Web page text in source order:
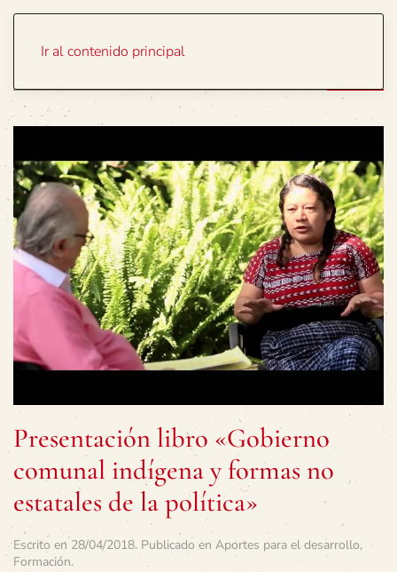
Ir al contenido principal
Presentación libro «Gobierno
comunal indígena y formas no
estatales de la política»
Escrito en 28/04/2018. Publicado en Aportes para el desarrollo,
Formación.